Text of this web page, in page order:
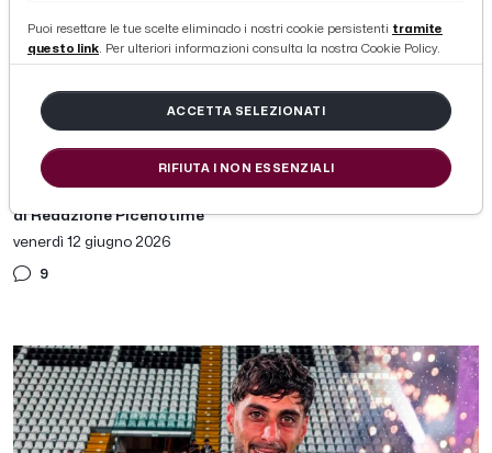
Ascoli Calcio, Alagna ai tifosi:
"Siete scesi in campo con noi, col
vostro calore ci avete dato la forza
per riportarvi dove meritate"
di Redazione Picenotime
venerdì 12 giugno 2026
9
Puoi resettare le tue scelte eliminado i nostri cookie persistenti tramite
questo link. Per ulteriori informazioni consulta la nostra Cookie Policy.
ACCETTA SELEZIONATI
RIFIUTA I NON ESSENZIALI